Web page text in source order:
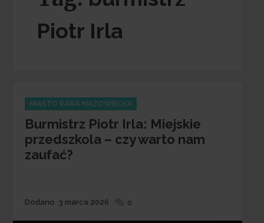
Piotr Irla
Categories
MIASTO RAWA MAZOWIECKA
Burmistrz Piotr Irla: Miejskie
przedszkola – czy warto nam
zaufać?
Dodane
Dodano 3 marca 2026 0